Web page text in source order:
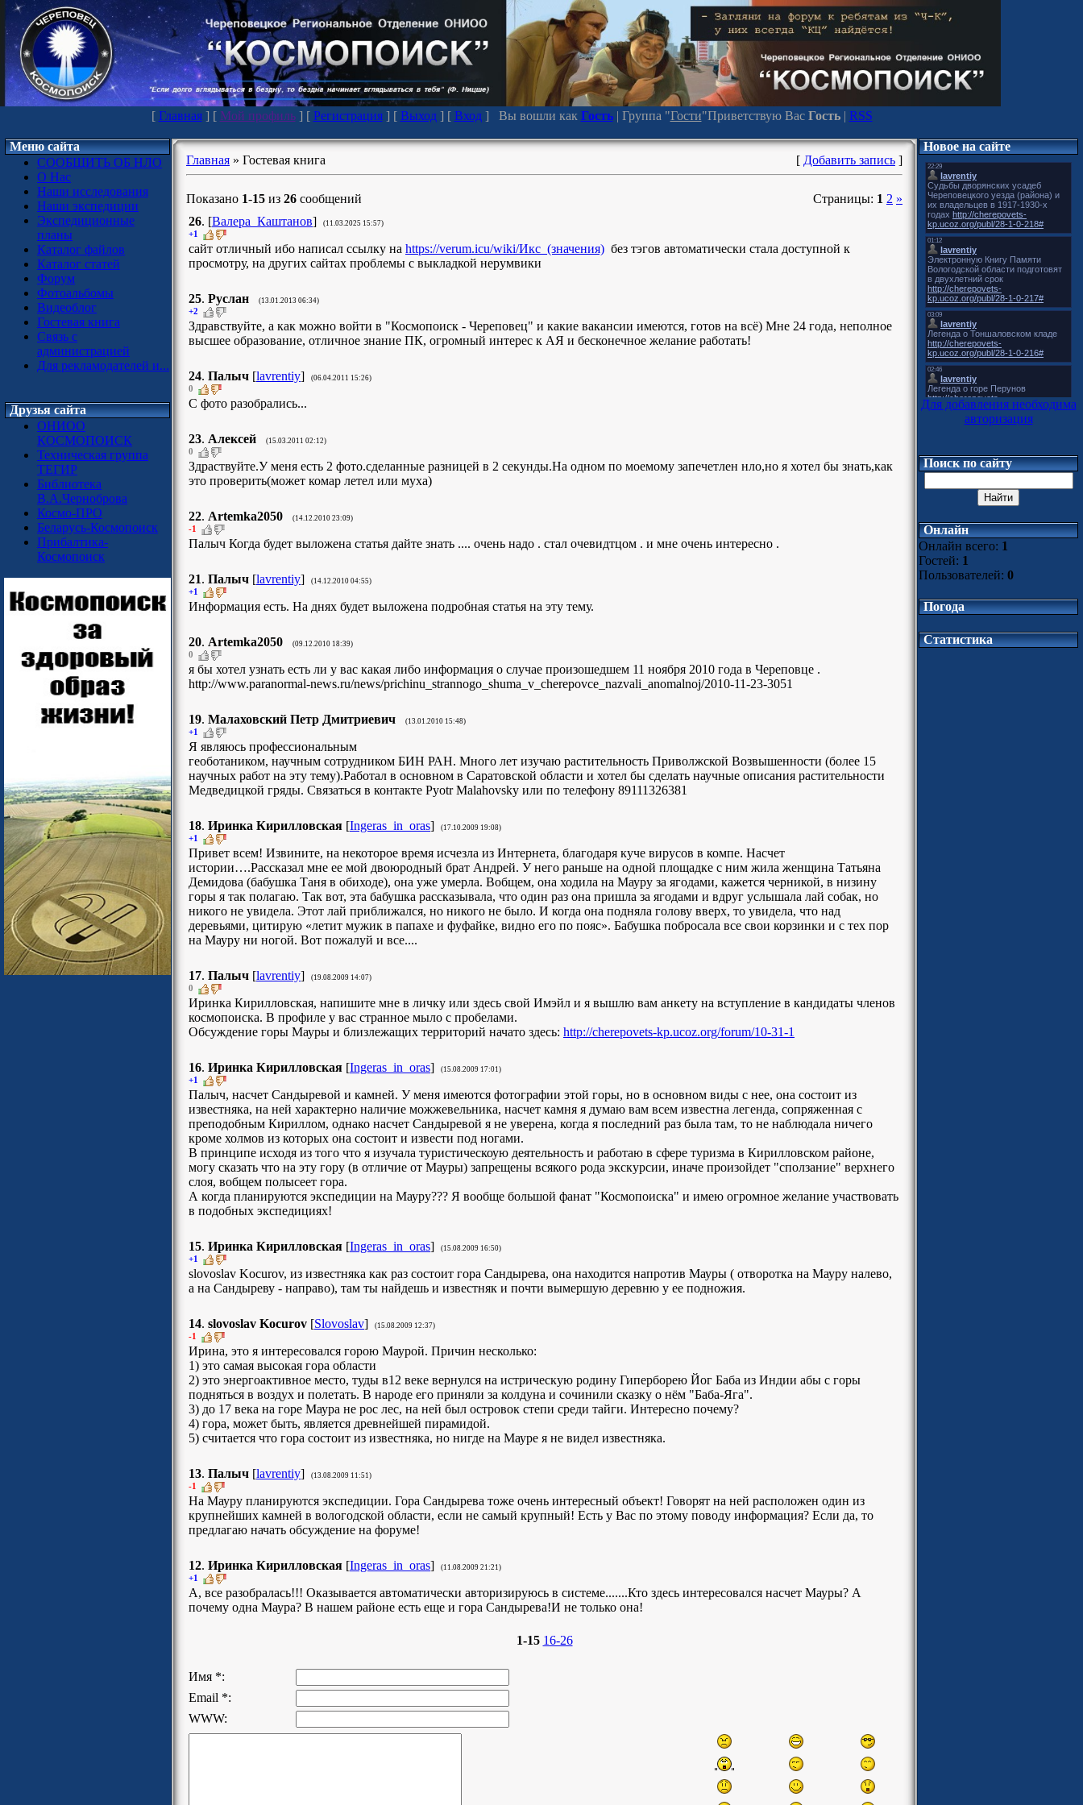
[ Главная] [ Мой профиль] [ Регистрация] [ Выход] [ Вход] Вы вошли как Гость| Группа "Гости"Приветствую Вас Гость| RSS
Меню сайта
СООБЩИТЬ ОБ НЛО
О Нас
Наши исследования
Наши экспедиции
Экспедиционные
планы
Каталог файлов
Каталог статей
Форум
Фотоальбомы
Видеоблог
Гостевая книга
Связь с
администрацией
Для рекламодателей и...
Друзья сайта
ОНИОО
КОСМОПОИСК
Техническая группа
ТЕГИР
Библиотека
В.А.Черноброва
Космо-ПРО
Беларусь-Космопоиск
Прибалтика-
Космопоиск
Главная » Гостевая книга [ Добавить запись ]
Страницы: 1 2 »
Показано 1-15 из 26 сообщений
26. [Валера_Каштанов] (11.03.2025 15:57)
+1
сайт отличный ибо написал ссылку на https://verum.icu/wiki/Икс_(значения) без тэгов автоматически стала доступной к
просмотру, на других сайтах проблемы с выкладкой нерумвики
25. Руслан (13.01.2013 06:34)
+2
Здравствуйте, а как можно войти в "Космопоиск - Череповец" и какие вакансии имеются, готов на всё) Мне 24 года, неполное
высшее образование, отличное знание ПК, огромный интерес к АЯ и бесконечное желание работать!
24. Палыч [lavrentiy] (06.04.2011 15:26)
0
С фото разобрались...
23. Алексей (15.03.2011 02:12)
0
Здраствуйте.У меня есть 2 фото.сделанные разницей в 2 секунды.На одном по моемому запечетлен нло,но я хотел бы знать,как
это проверить(может комар летел или муха)
22. Artemka2050 (14.12.2010 23:09)
-1
Палыч Когда будет выложена статья дайте знать .... очень надо . стал очевидтцом . и мне очень интересно .
21. Палыч [lavrentiy] (14.12.2010 04:55)
+1
Информация есть. На днях будет выложена подробная статья на эту тему.
20. Artemka2050 (09.12.2010 18:39)
0
я бы хотел узнать есть ли у вас какая либо информация о случае произошедшем 11 ноября 2010 года в Череповце .
http://www.paranormal-news.ru/news/prichinu_strannogo_shuma_v_cherepovce_nazvali_anomalnoj/2010-11-23-3051
19. Малаховский Петр Дмитриевич (13.01.2010 15:48)
+1
Я являюсь профессиональным
геоботаником, научным сотрудником БИН РАН. Много лет изучаю растительность Приволжской Возвышенности (более 15
научных работ на эту тему).Работал в основном в Саратовской области и хотел бы сделать научные описания растительности
Медведицкой гряды. Связаться в контакте Pyotr Malahovsky или по телефону 89111326381
18. Иринка Кирилловская [Ingeras_in_oras] (17.10.2009 19:08)
+1
Привет всем! Извините, на некоторое время исчезла из Интернета, благодаря куче вирусов в компе. Насчет
истории….Рассказал мне ее мой двоюродный брат Андрей. У него раньше на одной площадке с ним жила женщина Татьяна
Демидова (бабушка Таня в обиходе), она уже умерла. Вобщем, она ходила на Мауру за ягодами, кажется черникой, в низину
горы я так полагаю. Так вот, эта бабушка рассказывала, что один раз она пришла за ягодами и вдруг услышала лай собак, но
никого не увидела. Этот лай приближался, но никого не было. И когда она подняла голову вверх, то увидела, что над
деревьями, цитирую «летит мужик в папахе и фуфайке, видно его по пояс». Бабушка побросала все свои корзинки и с тех пор
на Мауру ни ногой. Вот пожалуй и все....
17. Палыч [lavrentiy] (19.08.2009 14:07)
0
Иринка Кирилловская, напишите мне в личку или здесь свой Имэйл и я вышлю вам анкету на вступление в кандидаты членов
космопоиска. В профиле у вас странное мыло с пробелами.
Обсуждение горы Мауры и близлежащих территорий начато здесь: http://cherepovets-kp.ucoz.org/forum/10-31-1
16. Иринка Кирилловская [Ingeras_in_oras] (15.08.2009 17:01)
+1
Палыч, насчет Сандыревой и камней. У меня имеются фотографии этой горы, но в основном виды с нее, она состоит из
известняка, на ней характерно наличие можжевельника, насчет камня я думаю вам всем известна легенда, сопряженная с
преподобным Кириллом, однако насчет Сандыревой я не уверена, когда я последний раз была там, то не наблюдала ничего
кроме холмов из которых она состоит и извести под ногами.
В принципе исходя из того что я изучала туристическоую деятельность и работаю в сфере туризма в Кирилловском районе,
могу сказать что на эту гору (в отличие от Мауры) запрещены всякого рода экскурсии, иначе произойдет "сползание" верхнего
слоя, вобщем полысеет гора.
А когда планируются экспедиции на Мауру??? Я вообще большой фанат "Космопоиска" и имею огромное желание участвовать
в подобных экспедициях!
15. Иринка Кирилловская [Ingeras_in_oras] (15.08.2009 16:50)
+1
slovoslav Kocurov, из известняка как раз состоит гора Сандырева, она находится напротив Мауры ( отворотка на Мауру налево,
а на Сандыреву - направо), там ты найдешь и известняк и почти вымершую деревню у ее подножия.
14. slovoslav Kocurov [Slovoslav] (15.08.2009 12:37)
-1
Ирина, это я интересовался горою Маурой. Причин несколько:
1) это самая высокая гора области
2) это энергоактивное место, туды в12 веке вернулся на истрическую родину Гиперборею Йог Баба из Индии абы с горы
подняться в воздух и полетать. В народе его приняли за колдуна и сочинили сказку о нём "Баба-Яга".
3) до 17 века на горе Маура не рос лес, на ней был островок степи среди тайги. Интересно почему?
4) гора, может быть, является древнейшей пирамидой.
5) считается что гора состоит из известняка, но нигде на Мауре я не видел известняка.
13. Палыч [lavrentiy] (13.08.2009 11:51)
-1
На Мауру планируются экспедиции. Гора Сандырева тоже очень интересный объект! Говорят на ней расположен один из
крупнейших камней в вологодской области, если не самый крупный! Есть у Вас по этому поводу информация? Если да, то
предлагаю начать обсуждение на форуме!
12. Иринка Кирилловская [Ingeras_in_oras] (11.08.2009 21:21)
+1
А, все разобралась!!! Оказывается автоматически авторизируюсь в системе.......Кто здесь интересовался насчет Мауры? А
почему одна Маура? В нашем районе есть еще и гора Сандырева!И не только она!
1-15 16-26
Имя *:
Email *:
WWW:
Новое на сайте
Для добавления необходима
авторизация
Поиск по сайту
Онлайн
Онлайн всего: 1
Гостей: 1
Пользователей: 0
Погода
Статистика